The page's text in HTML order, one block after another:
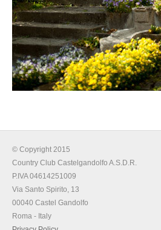
© Copyright 2015
Country Club Castelgandolfo A.S.D.R.
P.IVA 04614251009
Via Santo Spirito, 13
00040 Castel Gandolfo
Roma - Italy